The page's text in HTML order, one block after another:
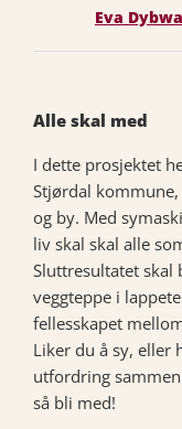
Eva
Alle skal med
I dette prosjektet
Stjørdal
og by. Med
liv skal skal alle
Sluttresultatet skal
veggteppe i
fellesskapet
Liker du å sy, eller
utfordring
så bli med!